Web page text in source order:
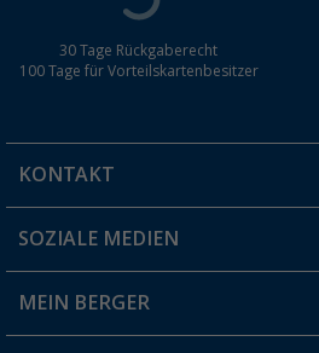
30 Tage Rückgaberecht
100 Tage für Vorteilskartenbesitzer
KONTAKT
Du hast eine Frage?
Filiale finden
SOZIALE MEDIEN
MEIN BERGER